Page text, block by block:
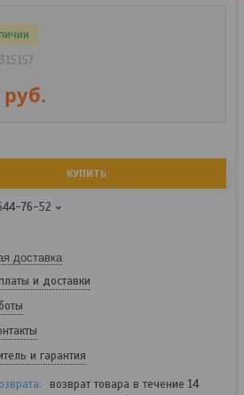
руб.
КУПИТЬ
76-52
доставка
и доставки
и гарантия
возврат товара в течение 14